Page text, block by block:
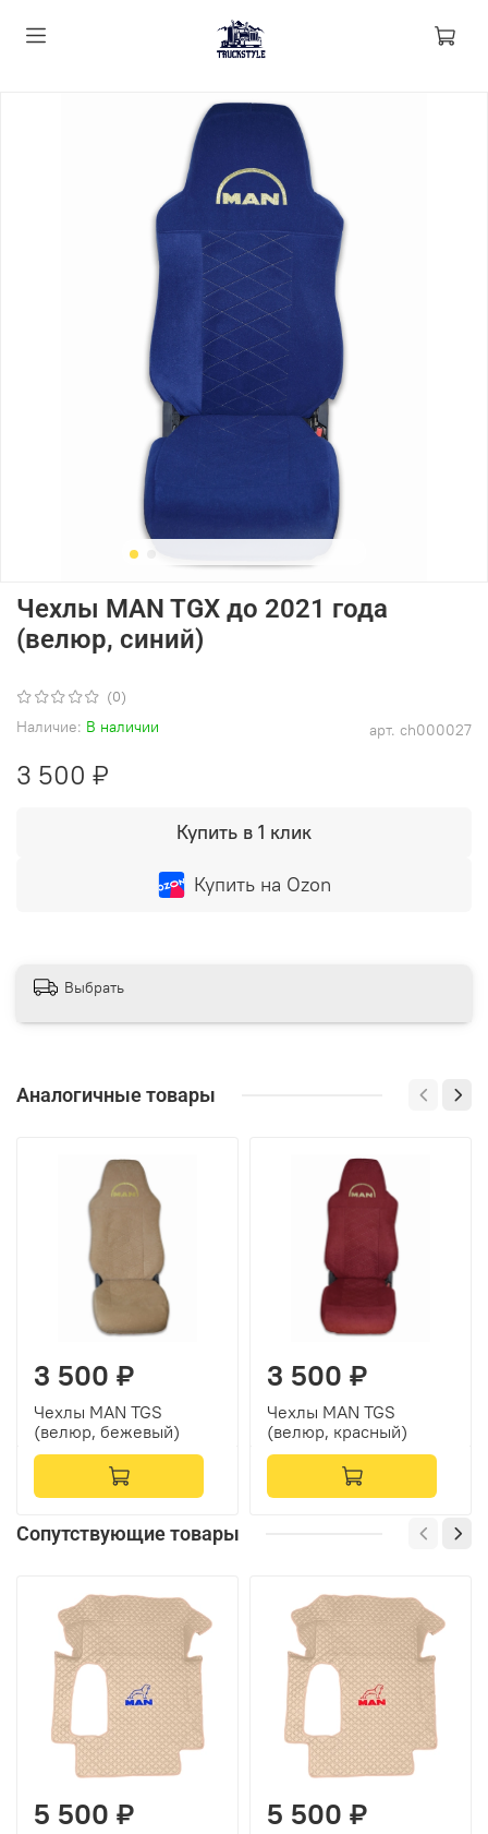
(0)
арт. ch000027
Наличие: В наличии
Чехлы MAN TGX до 2021 года
(велюр, синий)
3 500 ₽
Купить в 1 клик
Купить на Ozon
Выбрать
Аналогичные товары
3 500 ₽
Чехлы MAN TGS
(велюр, бежевый)
3 500 ₽
Чехлы MAN TGS
(велюр, красный)
Сопутствующие товары
5 500 ₽ 5 500 ₽